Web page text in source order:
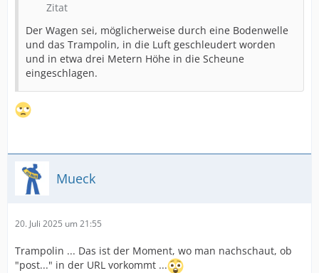
Zitat
Der Wagen sei, möglicherweise durch eine Bodenwelle
und das Trampolin, in die Luft geschleudert worden
und in etwa drei Metern Höhe in die Scheune
eingeschlagen.
Mueck
20. Juli 2025 um 21:55
Trampolin ... Das ist der Moment, wo man nachschaut, ob
"post..." in der URL vorkommt ...